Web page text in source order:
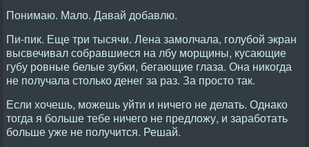
Понимаю. Мало. Давай добавлю.
Пи-пик. Еще три тысячи. Лена замолчала, голубой экран
высвечивал собравшиеся на лбу морщины, кусающие
губу ровные белые зубки, бегающие глаза. Она никогда
не получала столько денег за раз. За просто так.
Если хочешь, можешь уйти и ничего не делать. Однако
тогда я больше тебе ничего не предложу, и заработать
больше уже не получится. Решай.